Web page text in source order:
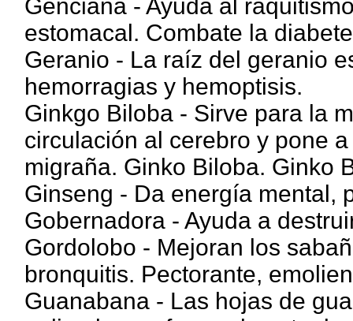
Genciana - Ayuda al
estomacal. Combate la
Geranio - La raíz del geranio
hemorragias y hemoptisis.
Ginkgo Biloba - Sirve para la
circulación al cerebro y pone
migraña. Ginko Biloba. Ginko
Ginseng - Da energía mental,
Gobernadora - Ayuda a
Gordolobo - Mejoran los
bronquitis. Pectorante,
Guanabana - Las hojas de